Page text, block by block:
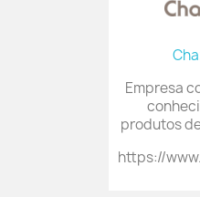
Empresa
produtos
https://